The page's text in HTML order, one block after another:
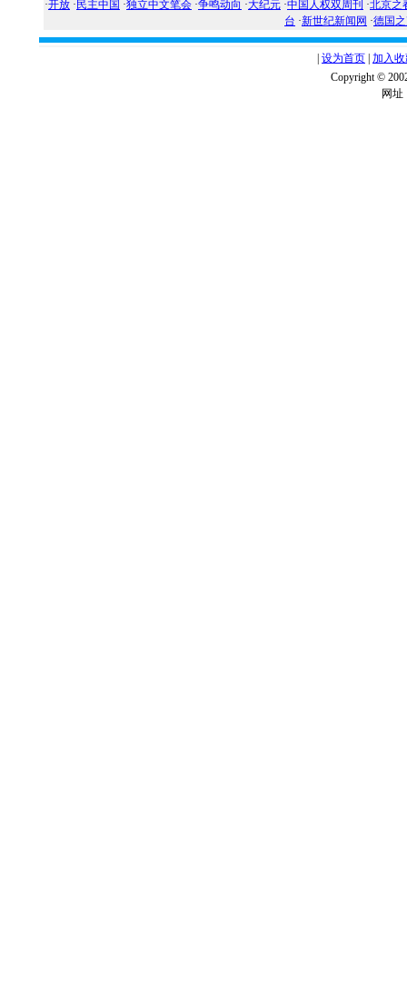
·开放 · 民主中国 ·独立中文笔会 ·争鸣动向 ·大纪元 ·中国人权双周刊 ·北京之
台 ·新世纪新闻网 ·德国
设为首页 加入
Copyright ©
网址